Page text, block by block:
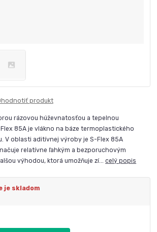
produkt
rázovou húževnatosťou a tepelnou
85A je vlákno na báze termoplastického
V oblasti aditívnej výroby je S-Flex 85A
relatívne ľahkým a bezporuchovým
výhodou, ktorá umožňuje zí...celý popis
je skladom